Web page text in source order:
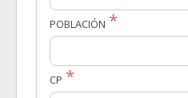
POBLACIÓN
CP